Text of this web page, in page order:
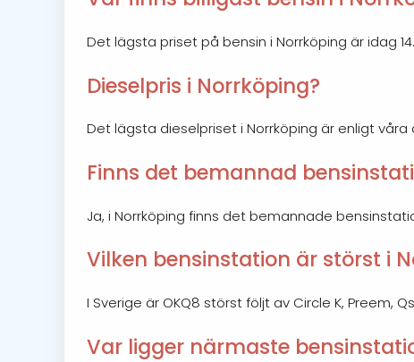
Det lägsta priset på bensin i Norrköping är idag
Dieselpris i Norrköping?
Det lägsta dieselpriset i Norrköping är enligt våra
Finns det bemannad
Ja, i Norrköping finns det bemannade
Vilken bensinstation är störst i
I Sverige är OKQ8 störst följt av Circle K, Preem,
Var ligger närmaste